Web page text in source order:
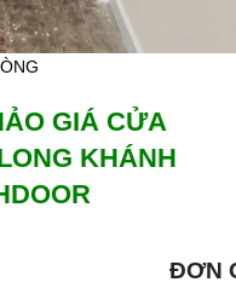
GIÁ CỬA
KHÁNH
ĐƠN